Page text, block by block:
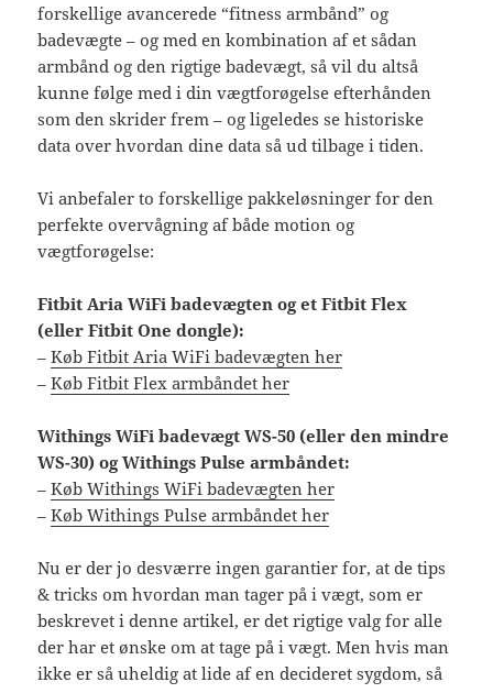
forskellige avancerede “fitness armbånd” og
badevægte – og med en kombination af et sådan
armbånd og den rigtige badevægt, så vil du altså
kunne følge med i din vægtforøgelse efterhånden
som den skrider frem – og ligeledes se historiske
data over hvordan dine data så ud tilbage i tiden.
Vi anbefaler to forskellige pakkeløsninger for den
perfekte overvågning af både motion og
vægtforøgelse:
Fitbit Aria WiFi badevægten og et Fitbit Flex
(eller Fitbit One dongle):
–Køb Fitbit Aria WiFi badevægten her
–Køb Fitbit Flex armbåndet her
Withings WiFi badevægt WS-50 (eller den mindre
WS-30) og Withings Pulse armbåndet:
–Køb Withings WiFi badevægten her
–Køb Withings Pulse armbåndet her
Nu er der jo desværre ingen garantier for, at de tips
& tricks om hvordan man tager på i vægt, som er
beskrevet i denne artikel, er det rigtige valg for alle
der har et ønske om at tage på i vægt. Men hvis man
ikke er så uheldig at lide af en decideret sygdom, så